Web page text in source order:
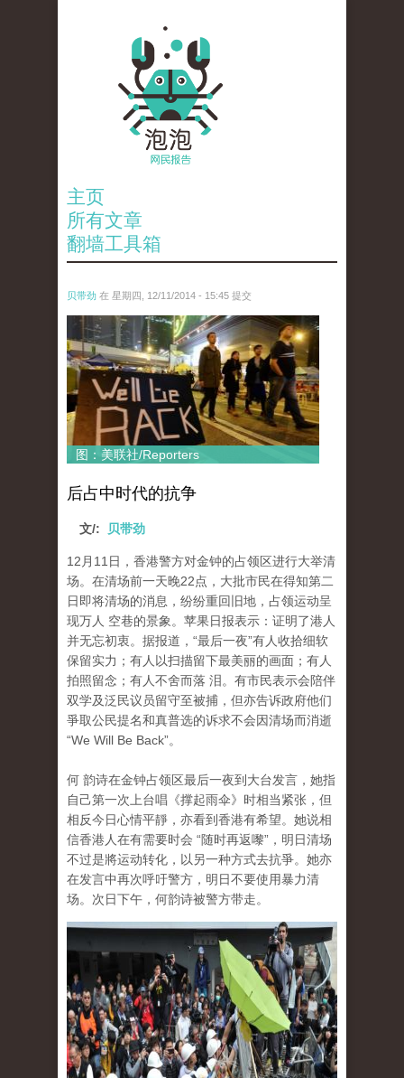
主页
所有文章
翻墙工具箱
贝带劲 在 星期四, 12/11/2014 - 15:45 提交
reporters_18475535.jpg
图：美联社/Reporters
后占中时代的抗争
文/: 贝带劲
12月11日，香港警方对金钟的占领区进行大举清
场。在清场前一天晚22点，大批市民在得知第二
日即将清场的消息，纷纷重回旧地，占领运动呈
现万人 空巷的景象。苹果日报表示：证明了港人
并无忘初衷。据报道，“最后一夜”有人收拾细软
保留实力；有人以扫描留下最美丽的画面；有人
拍照留念；有人不舍而落 泪。有市民表示会陪伴
双学及泛民议员留守至被捕，但亦告诉政府他们
爭取公民提名和真普选的诉求不会因清场而消逝
“We Will Be Back”。
何 韵诗在金钟占领区最后一夜到大台发言，她指
自己第一次上台唱《撑起雨伞》时相当紧张，但
相反今日心情平靜，亦看到香港有希望。她说相
信香港人在有需要时会 “随时再返嚟”，明日清场
不过是將运动转化，以另一种方式去抗爭。她亦
在发言中再次呼吁警方，明日不要使用暴力清
场。次日下午，何韵诗被警方带走。